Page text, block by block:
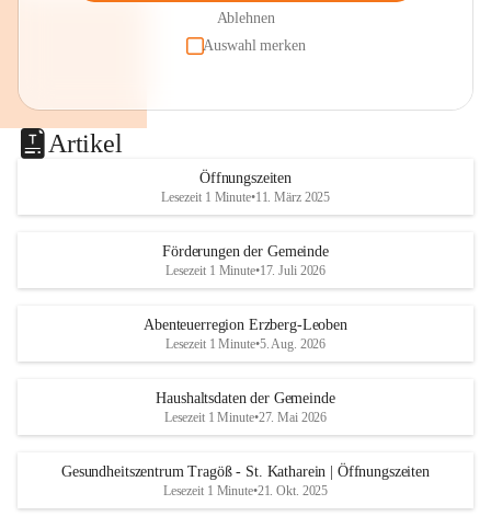
Ablehnen
Auswahl merken
Artikel
Öffnungszeiten
Lesezeit 1 Minute•11. März 2025
Förderungen der Gemeinde
Lesezeit 1 Minute•17. Juli 2026
Abenteuerregion Erzberg-Leoben
Lesezeit 1 Minute•5. Aug. 2026
Haushaltsdaten der Gemeinde
Lesezeit 1 Minute•27. Mai 2026
Gesundheitszentrum Tragöß - St. Katharein | Öffnungszeiten
Lesezeit 1 Minute•21. Okt. 2025